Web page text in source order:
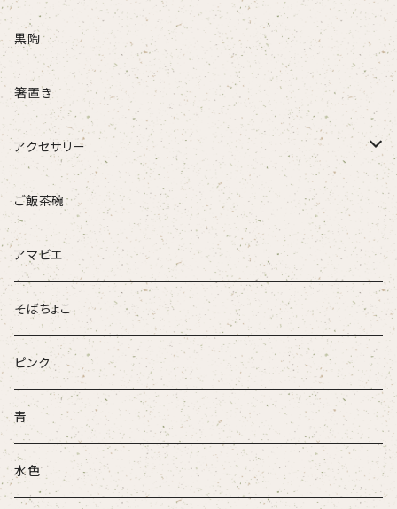
酒注ぎ
黒陶
箸置き
アクセサリー
ループタイ
ブローチ
ご飯茶碗
アマビエ
そばちょこ
ピンク
青
水色